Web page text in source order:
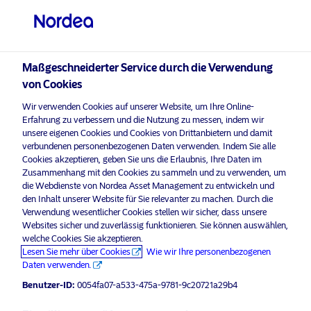
Bitte wählen Sie Ihr Anlegerprofil
aus
Land
Schweiz
Sprache
Deutsch
Qualifizierter Anleger
Maßgeschneiderter Service durch die Verwendung
von Cookies
Wir verwenden Cookies auf unserer Website, um Ihre Online-
Erfahrung zu verbessern und die Nutzung zu messen, indem wir
unsere eigenen Cookies und Cookies von Drittanbietern und damit
verbundenen personenbezogenen Daten verwenden. Indem Sie alle
Cookies akzeptieren, geben Sie uns die Erlaubnis, Ihre Daten im
Zusammenhang mit den Cookies zu sammeln und zu verwenden, um
die Webdienste von Nordea Asset Management zu entwickeln und
den Inhalt unserer Website für Sie relevanter zu machen. Durch die
Verwendung wesentlicher Cookies stellen wir sicher, dass unsere
Websites sicher und zuverlässig funktionieren. Sie können auswählen,
welche Cookies Sie akzeptieren.
Lesen Sie mehr über Cookies
Wie wir Ihre personenbezogenen
Daten verwenden.
Benutzer-ID: 0054fa07-a533-475a-9781-9c20721a29b4